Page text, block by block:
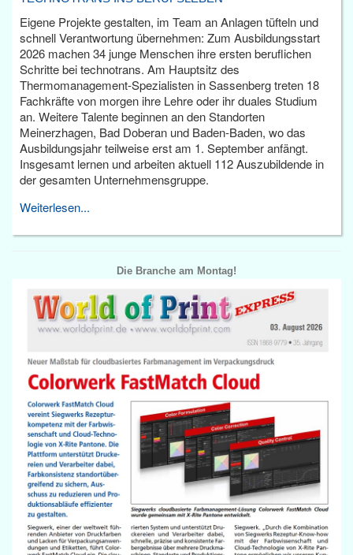
Eigene Projekte gestalten, im Team an Anlagen tüfteln und
schnell Verantwortung übernehmen: Zum Ausbildungsstart
2026 machen 34 junge Menschen ihre ersten beruflichen
Schritte bei technotrans. Am Hauptsitz des
Thermomanagement-Spezialisten in Sassenberg treten 18
Fachkräfte von morgen ihre Lehre oder ihr duales Studium
an. Weitere Talente beginnen an den Standorten
Meinerzhagen, Bad Doberan und Baden-Baden, wo das
Ausbildungsjahr teilweise erst am 1. September anfängt.
Insgesamt lernen und arbeiten aktuell 112 Auszubildende in
der gesamten Unternehmensgruppe.
Weiterlesen...
Die Branche am Montag!